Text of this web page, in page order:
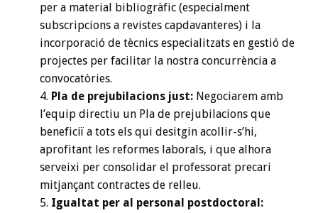
per a material bibliogràfic (especialment
subscripcions a revistes capdavanteres) i la
incorporació de tècnics especialitzats en gestió de
projectes per facilitar la nostra concurrència a
convocatòries.
Pla de prejubilacions just: Negociarem amb
l’equip directiu un Pla de prejubilacions que
beneficiï a tots els qui desitgin acollir-s’hi,
aprofitant les reformes laborals, i que alhora
serveixi per consolidar el professorat precari
mitjançant contractes de relleu.
Igualtat per al personal postdoctoral: